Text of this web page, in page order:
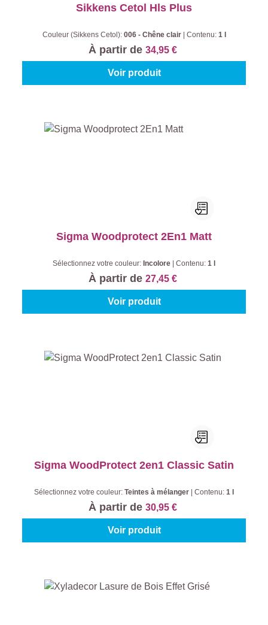
Sikkens Cetol Hls Plus
Couleur (Sikkens Cetol): 006 - Chêne clair Contenu: 1 l
À partir de 34,95 €
Voir produit
Sigma Woodprotect 2En1 Matt
Sélectionnez votre couleur: Incolore Contenu: 1 l
À partir de 27,45 €
Voir produit
Sigma WoodProtect 2en1 Classic Satin
Sélectionnez votre couleur: Teintes à mélanger Contenu: 1 l
À partir de 30,95 €
Voir produit